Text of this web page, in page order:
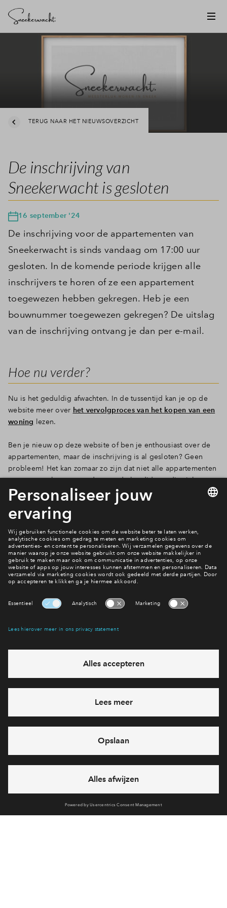
Inloggen
TERUG NAAR HET NIEUWSOVERZICHT
De inschrijving van
Sneekerwacht is gesloten
16 september '24
De inschrijving voor de appartementen van
Sneekerwacht is sinds vandaag om 17:00 uur
gesloten. In de komende periode krijgen alle
inschrijvers te horen of ze een appartement
toegewezen hebben gekregen. Heb je een
bouwnummer toegewezen gekregen? De uitslag
van de inschrijving ontvang je dan per e-mail.
Hoe nu verder?
Nu is het geduldig afwachten. In de tussentijd kan je op de
website meer over het vervolgproces van het kopen van een
woning lezen.
Ben je nieuw op deze website of ben je enthousiast over de
appartementen, maar de inschrijving is al gesloten? Geen
probleem! Het kan zomaar zo zijn dat niet alle appartementen
toegewezen kunnen worden aan de kandidaten die zich
gemeld hebben of dat er geen reservekandidaten zijn. Ook al
is de inschrijving gesloten, meld je dan toch aan als
belangstellende of neem contact met ons op.
Meer informatie?
Alles over de toewijzing
Interesse? Meld je dan snel aan
Hiermee blijf je op de hoogte van het belangrijkste nieuws en
Ja, ik wil mij aanmelden
Heb je een vraag en wil je direct antwoord? Bel ons op
712 26 16
feestdagen)
vandaag gesloten, vrijdag zijn we vanaf
09:00 uur weer
bereikbaar